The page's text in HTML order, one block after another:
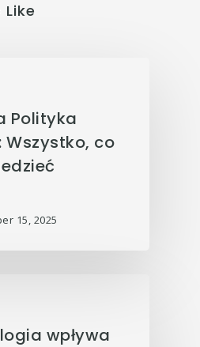
Polityka
Wszystko, co
15, 2025
wpływa